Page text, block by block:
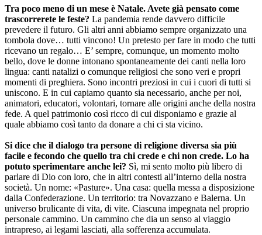
Tra poco meno di un mese è Natale. Avete già pensato come
trascorrerete le feste? La pandemia rende davvero difficile
prevedere il futuro. Gli altri anni abbiamo sempre organizzato una
tombola dove… tutti vincono! Un pretesto per fare in modo che tutti
ricevano un regalo… E’ sempre, comunque, un momento molto
bello, dove le donne intonano spontaneamente dei canti nella loro
lingua: canti natalizi o comunque religiosi che sono veri e propri
momenti di preghiera. Sono incontri preziosi in cui i cuori di tutti si
uniscono. E in cui capiamo quanto sia necessario, anche per noi,
animatori, educatori, volontari, tornare alle origini anche della nostra
fede. A quel patrimonio così ricco di cui disponiamo e grazie al
quale abbiamo così tanto da donare a chi ci sta vicino.
Si dice che il dialogo tra persone di religione diversa sia più
facile e fecondo che quello tra chi crede e chi non crede. Lo ha
potuto sperimentare anche lei? Sì, mi sento molto più libero di
parlare di Dio con loro, che in altri contesti all’interno della nostra
società. Un nome: «Pasture». Una casa: quella messa a disposizione
dalla Confederazione. Un territorio: tra Novazzano e Balerna. Un
universo brulicante di vita, di vite. Ciascuna impegnata nel proprio
personale cammino. Un cammino che dia un senso al viaggio
intrapreso, ai legami lasciati, alla sofferenza accumulata.